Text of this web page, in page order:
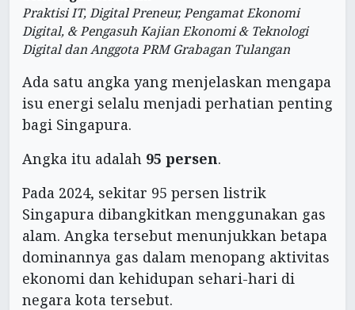
Praktisi IT, Digital Preneur, Pengamat Ekonomi
Digital, & Pengasuh Kajian Ekonomi & Teknologi
Digital dan Anggota PRM Grabagan Tulangan
Ada satu angka yang menjelaskan mengapa
isu energi selalu menjadi perhatian penting
bagi Singapura.
Angka itu adalah 95 persen.
Pada 2024, sekitar 95 persen listrik
Singapura dibangkitkan menggunakan gas
alam. Angka tersebut menunjukkan betapa
dominannya gas dalam menopang aktivitas
ekonomi dan kehidupan sehari-hari di
negara kota tersebut.